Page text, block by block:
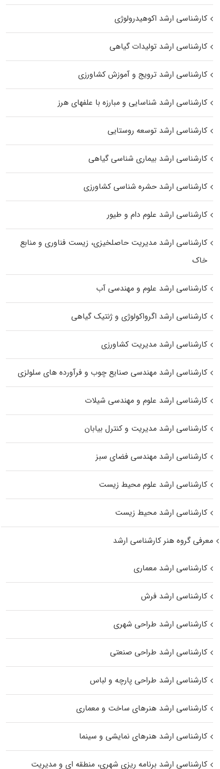
کارشناسی ارشد اکوهیدرولوژی
کارشناسی ارشد تولیدات گیاهی
کارشناسی ارشد ترویج و آموزش کشاورزی
کارشناسی ارشد شناسایی و مبارزه با علفهای هرز
کارشناسی ارشد توسعه روستایی
کارشناسی ارشد بیماری‌ شناسی گیاهی
کارشناسی ارشد حشره‌ شناسی کشاورزی
کارشناسی ارشد علوم دام و طیور
کارشناسی ارشد مدیریت حاصلخیزی، زیست فناوری و منابع
خاک
کارشناسی ارشد علوم و مهندسی آب
کارشناسی ارشد اگرواکولوژی و ژنتیک گیاهی
کارشناسی ارشد مدیریت کشاورزی
کارشناسی ارشد مهندسی صنایع چوب و فرآورده‌ های سلولزی
کارشناسی ارشد علوم و مهندسی شیلات
کارشناسی ارشد مدیریت و کنترل بیابان
کارشناسی ارشد مهندسی فضای سبز
کارشناسی ارشد علوم محیط‌ زیست
کارشناسی ارشد محیط زیست
معرفی گروه هنر کارشناسی ارشد
کارشناسی ارشد معماری
کارشناسی ارشد فرش
کارشناسی ارشد طراحی شهری
کارشناسی ارشد طراحی صنعتی
کارشناسی ارشد طراحی پارچه و لباس
کارشناسی ارشد هنرهای ساخت و معماری
کارشناسی ارشد هنرهای نمایشی و سینما
کارشناسی ارشد برنامه ریزی شهری، منطقه‌ ای و مدیریت